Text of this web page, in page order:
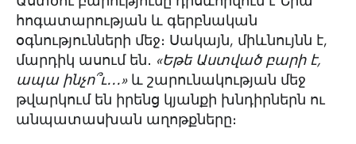
հոգատարության և գերբնական
օգնությունների մեջ։ Սակայն, միևնույնն է,
մարդիկ ասում են․ «Եթե Աստված բարի է,
ապա ինչո՞ւ․․․» և շարունակության մեջ
թվարկում են իրենց կյանքի խնդիրներն ու
անպատասխան աղոթքները։